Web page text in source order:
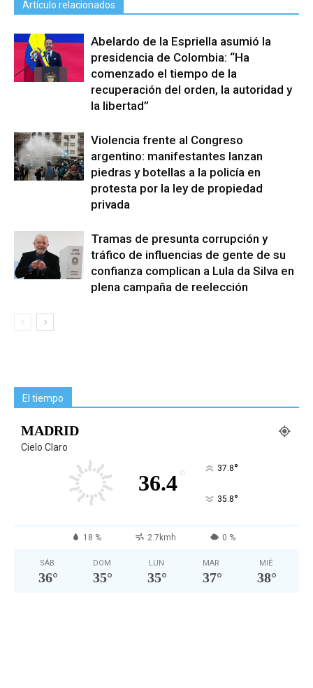
Artículo relacionados
Abelardo de la Espriella asumió la
presidencia de Colombia: “Ha
comenzado el tiempo de la
recuperación del orden, la autoridad y
la libertad”
Violencia frente al Congreso
argentino: manifestantes lanzan
piedras y botellas a la policía en
protesta por la ley de propiedad
privada
Tramas de presunta corrupción y
tráfico de influencias de gente de su
confianza complican a Lula da Silva en
plena campaña de reelección
El tiempo
MADRID
Cielo Claro
36.4° 37.8°
35.8°
18 % 2.7kmh 0 %
SÁB
36°
DOM
35°
LUN
35°
MAR
37°
MIÉ
38°